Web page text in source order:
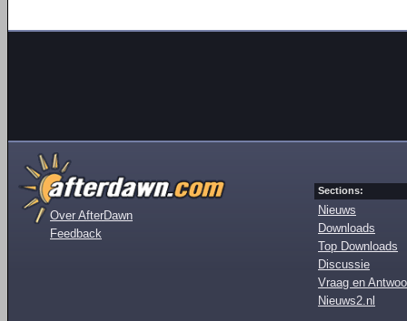
Over AfterDawn
Feedback
Sections:
Nieuws
Downloads
Top Downloads
Discussie
Vraag en
Nieuws2.nl